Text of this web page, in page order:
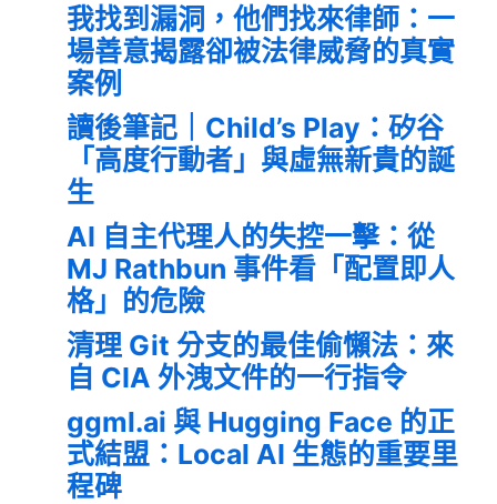
我找到漏洞，他們找來律師：一
場善意揭露卻被法律威脅的真實
案例
讀後筆記｜Child’s Play：矽谷
「高度行動者」與虛無新貴的誕
生
AI 自主代理人的失控一擊：從
MJ Rathbun 事件看「配置即人
格」的危險
清理 Git 分支的最佳偷懶法：來
自 CIA 外洩文件的一行指令
ggml.ai 與 Hugging Face 的正
式結盟：Local AI 生態的重要里
程碑